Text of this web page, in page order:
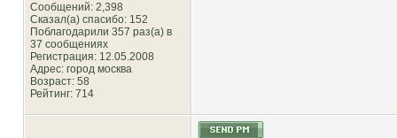
Сообщений: 2,398
Сказал(а) спасибо: 152
Поблагодарили 357 раз(а) в
37 сообщениях
Регистрация: 12.05.2008
Адрес: город москва
Возраст: 58
Рейтинг: 714